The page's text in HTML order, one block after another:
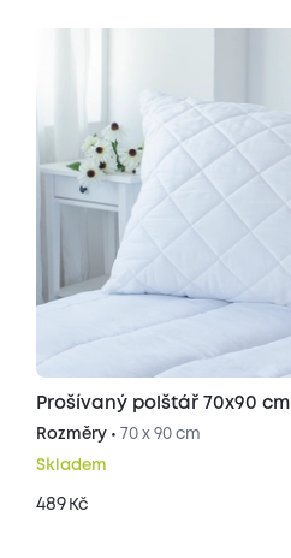
Prošívaný polštář 70x90 cm
Rozměry • 70 x 90 cm
Skladem
489 Kč